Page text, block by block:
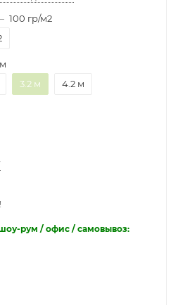
100 гр/м2
3.2 м 4.2 м
рум / офис / самовывоз: